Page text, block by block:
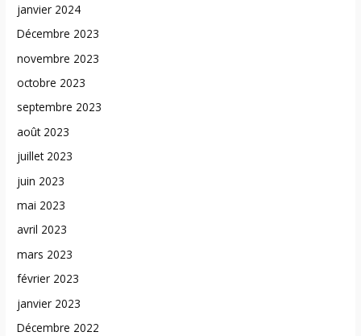
janvier 2024
Décembre 2023
novembre 2023
octobre 2023
septembre 2023
août 2023
juillet 2023
juin 2023
mai 2023
avril 2023
mars 2023
février 2023
janvier 2023
Décembre 2022